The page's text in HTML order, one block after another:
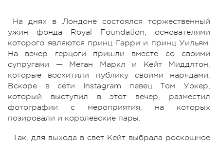
На днях в Лондоне состоялся торжественный
ужин фонда Royal Foundation, основателями
которого являются принц Гарри и принц Уильям.
На вечер герцоги пришли вместе со своими
супругами — Меган Маркл и Кейт Миддлтон,
которые восхитили публику своими нарядами.
Вскоре в сети Instagram певец Том Уокер,
который выступил в этот вечер, разместил
фотографии с мероприятия, на которых
позировали и королевские пары.
Так, для выхода в свет Кейт выбрала роскошное